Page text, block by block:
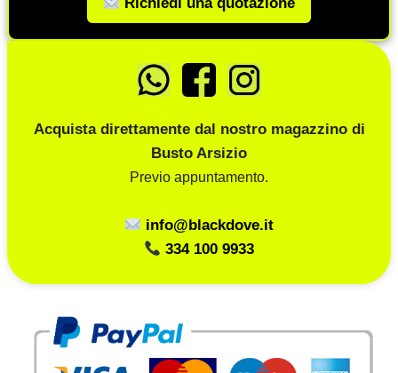
Acquista direttamente dal nostro magazzino di
Busto Arsizio
Previo appuntamento.
info@blackdove.it
334 100 9933